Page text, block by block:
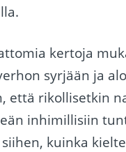
kertoja
syrjään ja
että rikollisetkin
inhimillisiin
kuinka